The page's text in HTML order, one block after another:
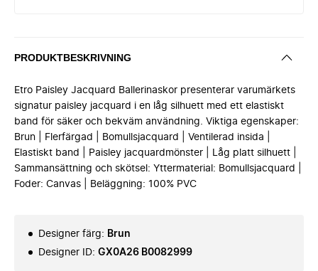
PRODUKTBESKRIVNING
Etro Paisley Jacquard Ballerinaskor presenterar varumärkets
signatur paisley jacquard i en låg silhuett med ett elastiskt
band för säker och bekväm användning. Viktiga egenskaper:
Brun | Flerfärgad | Bomullsjacquard | Ventilerad insida |
Elastiskt band | Paisley jacquardmönster | Låg platt silhuett |
Sammansättning och skötsel: Yttermaterial: Bomullsjacquard |
Foder: Canvas | Beläggning: 100% PVC
Designer färg: Brun
Designer ID: GX0A26 B0082999